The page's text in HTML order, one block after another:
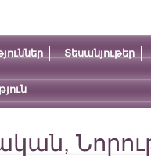
Տեսանյութեր
,